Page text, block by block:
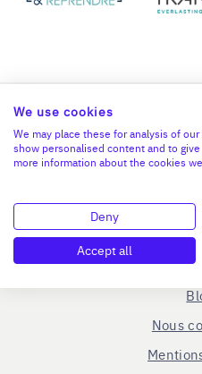
En
Le C.R.A - qui
Reprise
Cession
Nous
We use cookies
We may place these for analysis of
show personalised content and to
more information about the cookies
Deny
Accept all